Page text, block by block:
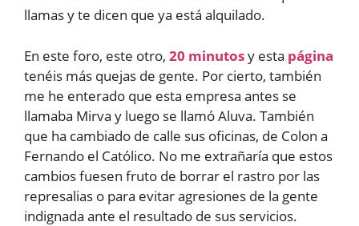
llamas y te dicen que ya está alquilado.
En este foro, este otro, 20 minutosy esta página
tenéis más quejas de gente. Por cierto, también
me he enterado que esta empresa antes se
llamaba Mirva y luego se llamó Aluva. También
que ha cambiado de calle sus oficinas, de Colon a
Fernando el Católico. No me extrañaría que estos
cambios fuesen fruto de borrar el rastro por las
represalias o para evitar agresiones de la gente
indignada ante el resultado de sus servicios.